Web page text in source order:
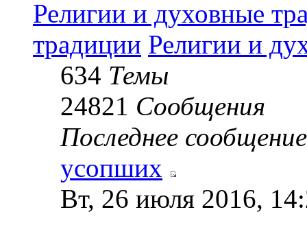
Религии и духовные
традиции Религии и
634 Темы
24821 Сообщения
Последнее сообщение
усопших
Вт, 26 июля 2016,